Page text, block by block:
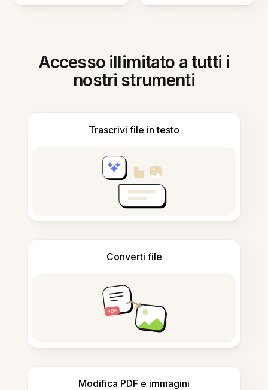
Accesso illimitato a tutti i
nostri strumenti
Trascrivi file in testo
Converti file
Modifica PDF e immagini